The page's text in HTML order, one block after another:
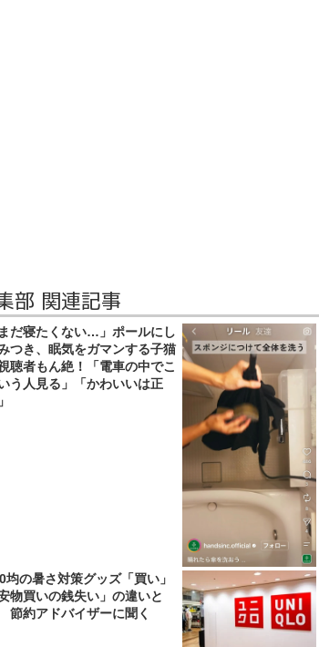
部 関連記事
まだ寝たくない…」ポールにし
つき、眠気をガマンする子猫
聴者もん絶！「電車の中でこ
う人見る」「かわいいは正
均の暑さ対策グッズ「買い」
安物買いの銭失い」の違いと
約アドバイザーに聞く